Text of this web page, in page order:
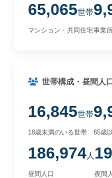
65,065世帯
マンション・共同住宅事業
世帯構成・昼間人
16,845世帯
18歳未満のいる世帯 65歳
186,974人
昼間人口 夜間